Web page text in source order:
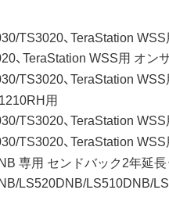
TS3020、TeraStation
TeraStation WSS用 オン
TS3020、TeraStation
用
TS3020、TeraStation WSS
TS3020、TeraStation WSS
専用 センドバック2年延長
LS520DNB/LS510DNB/